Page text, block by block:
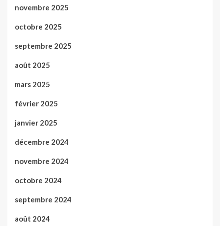
novembre 2025
octobre 2025
septembre 2025
août 2025
mars 2025
février 2025
janvier 2025
décembre 2024
novembre 2024
octobre 2024
septembre 2024
août 2024